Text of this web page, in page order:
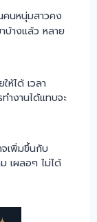
คนหนุ่มสาวคง
บ้างแล้ว หลาย
ห้ได้ เวลา
งานได้แทบจะ
เพิ่มขึ้นกับ
เผลอๆ ไม่ได้